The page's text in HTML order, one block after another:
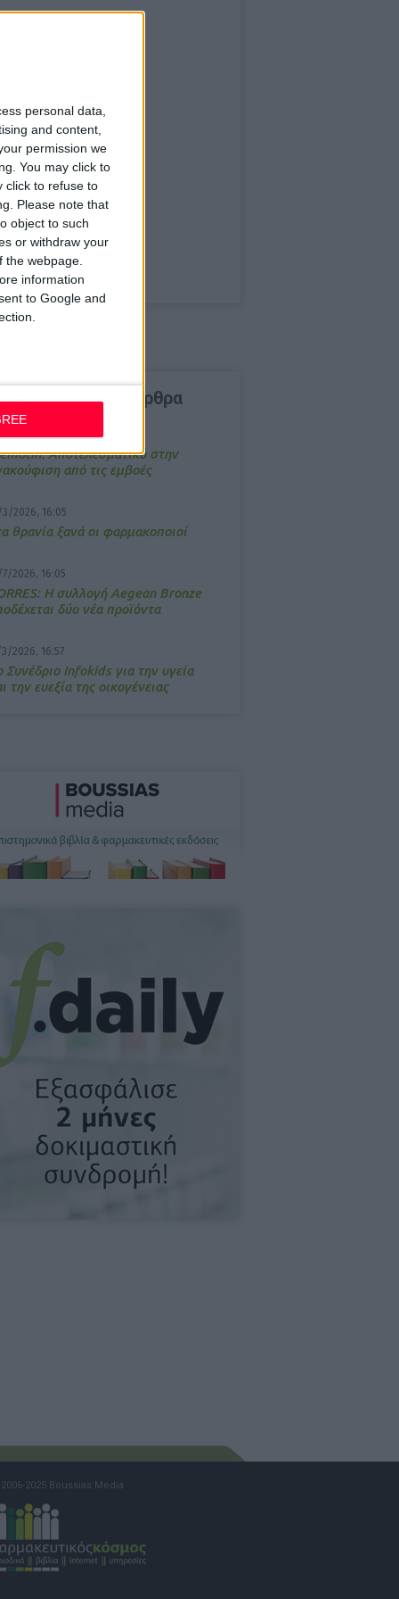
personal data,
and content,
permission we
You may click to
click to refuse to
Please note that
object to such
or withdraw your
webpage.
information
to Google and
δημοφιλέστερα άρθρα
2026, 17:25
Αποτελεσματικό στην
από τις εμβοές
3/2026, 16:05
θρανία ξανά οι φαρμακοποιοί
7/2026, 16:05
Η συλλογή Aegean Bronze
δύο νέα προϊόντα
3/2026, 16:57
Συνέδριο Infokids για την υγεία
την ευεξία της οικογένειας
2025 Boussias Media